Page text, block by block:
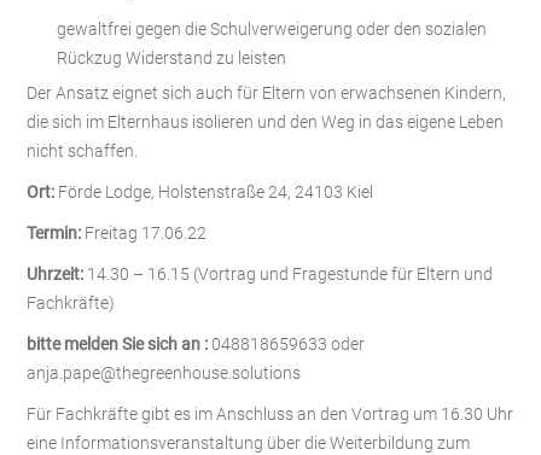
gewaltfrei gegen die Schulverweigerung oder den sozialen
Rückzug Widerstand zu leisten
Der Ansatz eignet sich auch für Eltern von erwachsenen Kindern,
die sich im Elternhaus isolieren und den Weg in das eigene Leben
nicht schaffen.
Ort: Förde Lodge, Holstenstraße 24, 24103 Kiel
Termin: Freitag 17.06.22
Uhrzeit: 14.30 – 16.15 (Vortrag und Fragestunde für Eltern und
Fachkräfte)
bitte melden Sie sich an :048818659633 oder
anja.pape@thegreenhouse.solutions
Für Fachkräfte gibt es im Anschluss an den Vortrag um 16.30 Uhr
eine Informationsveranstaltung über die Weiterbildung zum